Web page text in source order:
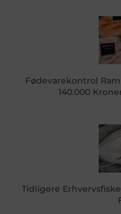
Fødevarekontrol
140.000
Tidligere